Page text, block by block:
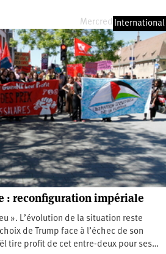
Mercredi 10 juin 2026
International
: reconfiguration impériale
». L’évolution de la situation reste
de Trump face à l’échec de son
tire profit de cet entre-deux pour ses…